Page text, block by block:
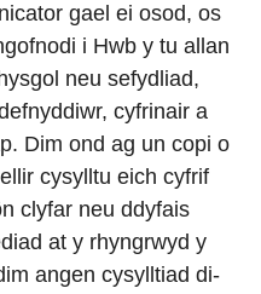
gael ei osod, os
i Hwb y tu allan
neu sefydliad,
cyfrinair a
Dim ond ag un copi o
cysylltu eich cyfrif
clyfar neu ddyfais
at y rhyngrwyd y
angen cysylltiad di-